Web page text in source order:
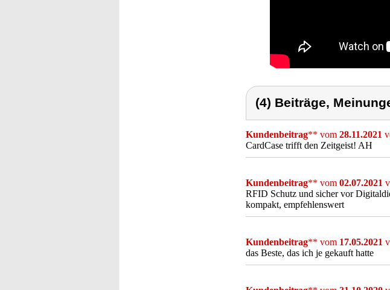
(4) Beiträge,
Kundenbeitrag** vom 28.11.2021
CardCase trifft den Zeitgeist! AH
Kundenbeitrag** vom 02.07.2021
RFID Schutz und sicher vor
kompakt, empfehlenswert
Kundenbeitrag** vom 17.05.2021
das Beste, das ich je gekauft hatte